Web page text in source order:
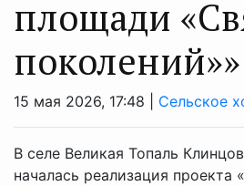
площади
поколений»»
15 мая 2026, 17:48 | Сельское
В селе Великая Топаль
началась реализация проекта